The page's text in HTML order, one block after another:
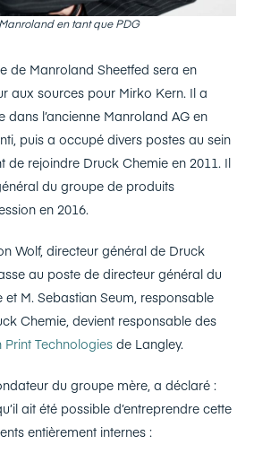
en tant que PDG
de Manroland Sheetfed sera en
aux sources pour Mirko Kern. Il a
l’ancienne Manroland AG en
puis a occupé divers postes au sein
de rejoindre Druck Chemie en 2011. Il
du groupe de produits
en 2016.
Wolf, directeur général de Druck
au poste de directeur général du
M. Sebastian Seum, responsable
Chemie, devient responsable des
Print Technologies de Langley.
du groupe mère, a déclaré :
ait été possible d’entreprendre cette
entièrement internes :